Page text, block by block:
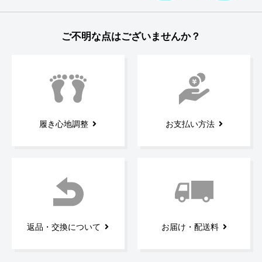
ご不明な点はございませんか？
履き心地調整 お支払い方法
返品・交換について お届け・配送料